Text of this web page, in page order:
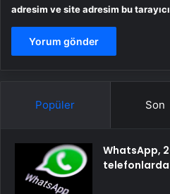
adresim ve site adresim bu
Popüler Son
WhatsApp,